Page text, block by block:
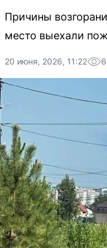
Причины
место выехали
20 июня, 2026, 11:22